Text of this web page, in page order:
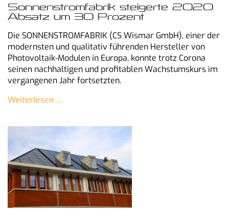
Sonnenstromfabrik steigerte 2020
Absatz um 30 Prozent
Die SONNENSTROMFABRIK (CS Wismar GmbH), einer der
modernsten und qualitativ führenden Hersteller von
Photovoltaik-Modulen in Europa, konnte trotz Corona
seinen nachhaltigen und profitablen Wachstumskurs im
vergangenen Jahr fortsetzten.
Weiterlesen …